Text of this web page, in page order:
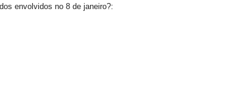
envolvidos no 8 de janeiro?: